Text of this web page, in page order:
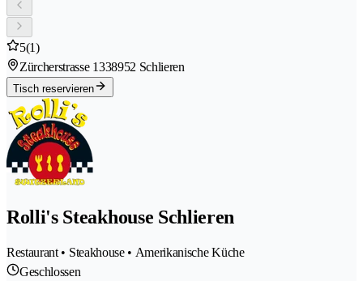
5(1)
Zürcherstrasse 1338952 Schlieren
Tisch reservieren
Rolli's Steakhouse Schlieren
Restaurant • Steakhouse • Amerikanische Küche
Geschlossen